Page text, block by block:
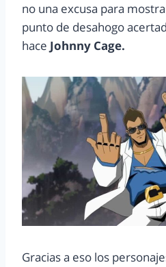
no una excusa para
punto de desahogo
hace Johnny Cage.
Gracias a eso los